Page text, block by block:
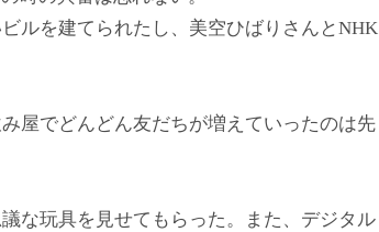
ルを建てられたし、美空ひばりさんとNHK
屋でどんどん友だちが増えていったのは先
な玩具を見せてもらった。また、デジタル